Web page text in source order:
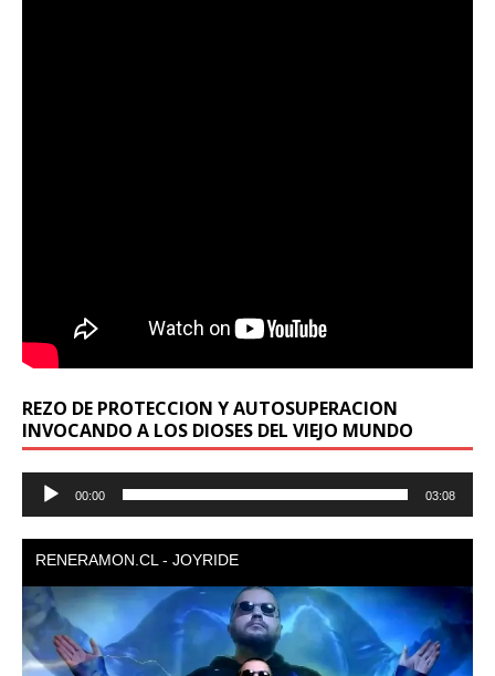
REZO DE PROTECCION Y AUTOSUPERACION
INVOCANDO A LOS DIOSES DEL VIEJO MUNDO
Reproductor
00:00 03:08